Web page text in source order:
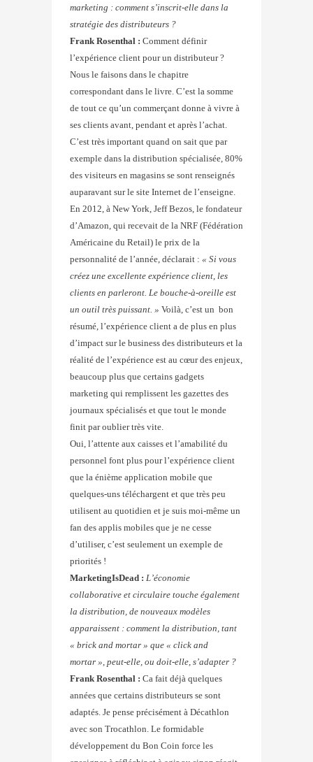
marketing : comment s’inscrit-elle dans la
stratégie des distributeurs ?
Frank Rosenthal : Comment définir
l’expérience client pour un distributeur ?
Nous le faisons dans le chapitre
correspondant dans le livre. C’est la somme
de tout ce qu’un commerçant donne à vivre à
ses clients avant, pendant et après l’achat.
C’est très important quand on sait que par
exemple dans la distribution spécialisée, 80%
des visiteurs en magasins se sont renseignés
auparavant sur le site Internet de l’enseigne.
En 2012, à New York, Jeff Bezos, le fondateur
d’Amazon, qui recevait de la NRF (Fédération
Américaine du Retail) le prix de la
personnalité de l’année, déclarait : « Si vous
créez une excellente expérience client, les
clients en parleront. Le bouche-à-oreille est
un outil très puissant. » Voilà, c’est un bon
résumé, l’expérience client a de plus en plus
d’impact sur le business des distributeurs et la
réalité de l’expérience est au cœur des enjeux,
beaucoup plus que certains gadgets
marketing qui remplissent les gazettes des
journaux spécialisés et que tout le monde
finit par oublier très vite.
Oui, l’attente aux caisses et l’amabilité du
personnel font plus pour l’expérience client
que la énième application mobile que
quelques-uns téléchargent et que très peu
utilisent au quotidien et je suis moi-même un
fan des applis mobiles que je ne cesse
d’utiliser, c’est seulement un exemple de
priorités !
MarketingIsDead : L’économie
collaborative et circulaire touche également
la distribution, de nouveaux modèles
apparaissent : comment la distribution, tant
« brick and mortar » que « click and
mortar », peut-elle, ou doit-elle, s’adapter ?
Frank Rosenthal : Ca fait déjà quelques
années que certains distributeurs se sont
adaptés. Je pense précisément à Décathlon
avec son Trocathlon. Le formidable
développement du Bon Coin force les